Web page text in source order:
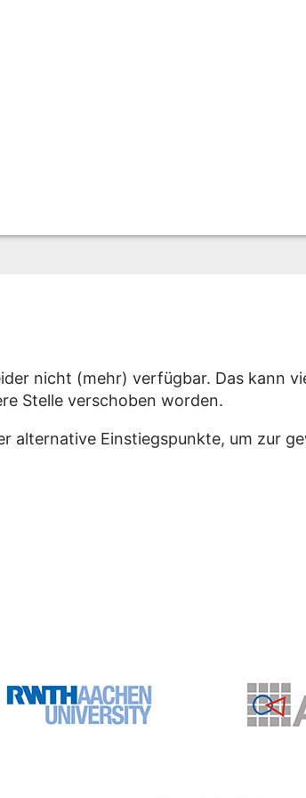
nicht (mehr) verfügbar. Das kann
Stelle verschoben worden.
alternative Einstiegspunkte, um zur